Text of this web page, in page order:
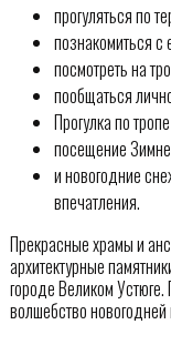
прогуляться по
познакомиться
посмотреть на
пообщаться
Прогулка по
посещение
и новогодние
впечатления.
Прекрасные храмы и
архитектурные
городе Великом
волшебство